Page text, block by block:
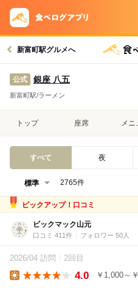
新富町駅グルメへ
公式 銀座 八五
新富町駅/ラーメン
トップ 座席 メニ
すべて 夜
2765件
ピックアップ！口コミ
ビックマック山元
口コミ 411件 フォロワー 50人
2026/04 訪問 2回目
4.0 ￥1,000～